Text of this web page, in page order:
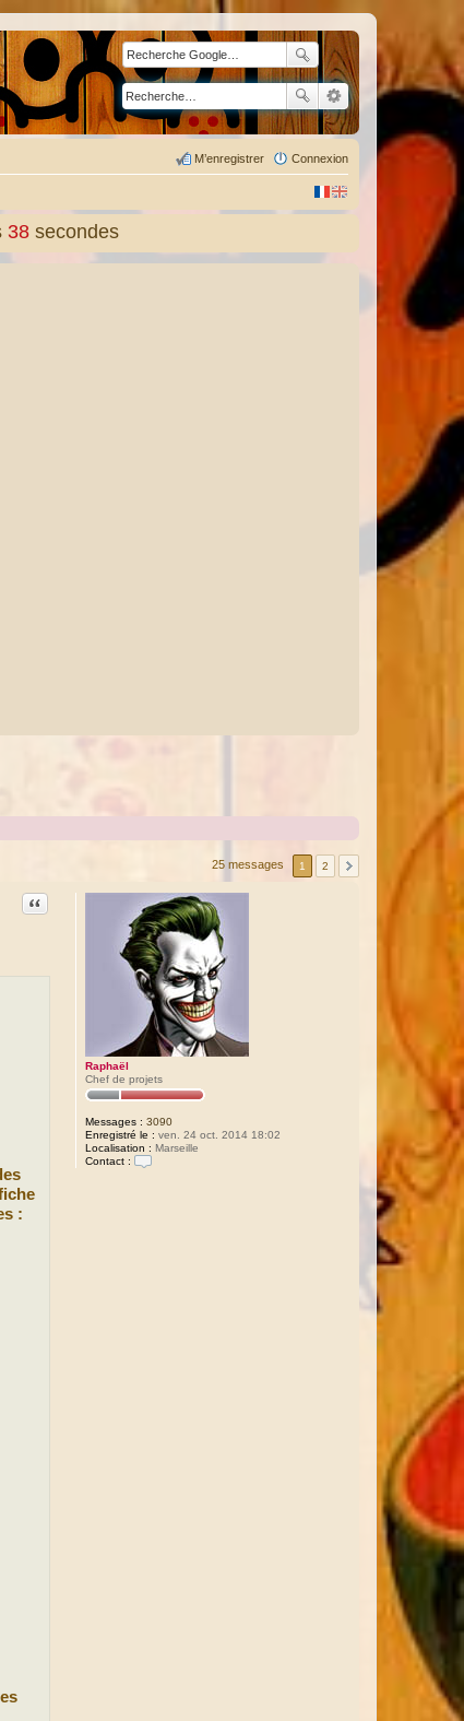
Connexion
M’enregistrer
39 secondes
25 messages 1 2
Raphaël
Chef de projets
Messages : 3090
Enregistré le : ven. 24 oct. 2014 18:02
Localisation : Marseille
Contact :
Citation
: